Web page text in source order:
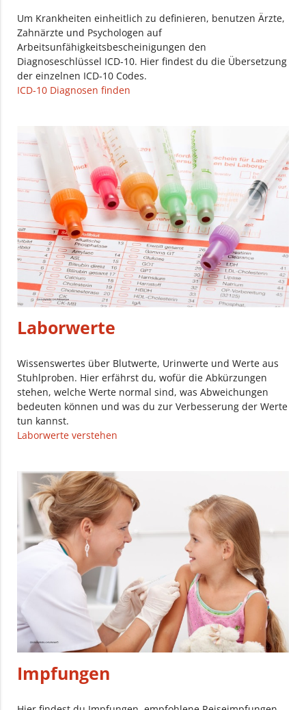
Um Krankheiten einheitlich zu definieren, benutzen Ärzte,
Zahnärzte und Psychologen auf
Arbeitsunfähigkeitsbescheinigungen den
Diagnoseschlüssel ICD-10. Hier findest du die Übersetzung
der einzelnen ICD-10 Codes.
ICD-10 Diagnosen finden
Laborwerte
Wissenswertes über Blutwerte, Urinwerte und Werte aus
Stuhlproben. Hier erfährst du, wofür die Abkürzungen
stehen, welche Werte normal sind, was Abweichungen
bedeuten können und was du zur Verbesserung der Werte
tun kannst.
Laborwerte verstehen
Impfungen